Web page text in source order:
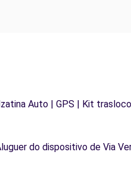
Auto | GPS | Kit
do dispositivo de Via